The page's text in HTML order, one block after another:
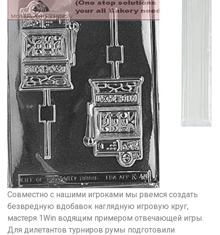
Совместно с нашими игроками мы рвемся создать
безвредную вдобавок наглядную игровую круг,
мастеря 1Win водящим примером отвечающей игры.
Для дилетантов турниров румы подготовили